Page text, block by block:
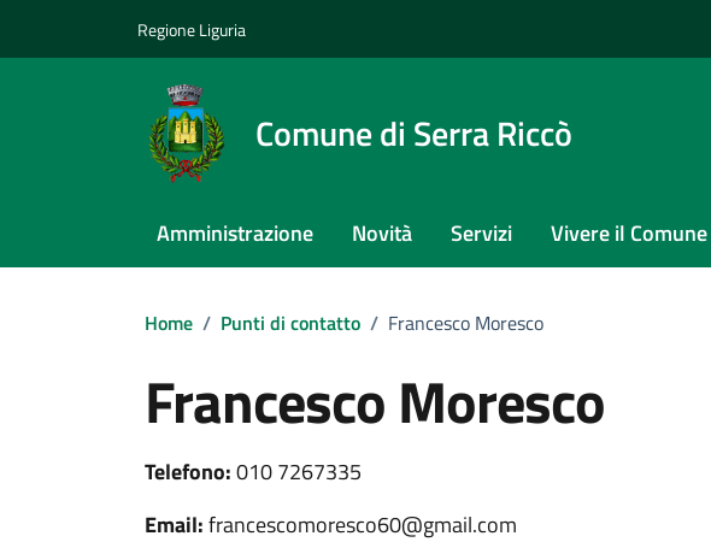
Regione Liguria
Comune di Serra Riccò
Amministrazione Novità Servizi Vivere il Comune
Home / Punti di contatto / Francesco Moresco
Francesco Moresco
Telefono:010 7267335
Email:francescomoresco60@gmail.com